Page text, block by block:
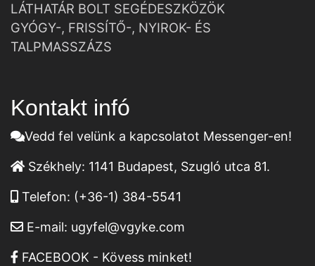
LÁTHATÁR BOLT SEGÉDESZKÖZÖK
GYÓGY-, FRISSÍTŐ-, NYIROK- ÉS
TALPMASSZÁZS
Kontakt infó
Vedd fel velünk a kapcsolatot Messenger-en!
Székhely: 1141 Budapest, Szugló utca 81.
Telefon: (+36-1) 384-5541
E-mail: ugyfel@vgyke.com
FACEBOOK - Kövess minket!